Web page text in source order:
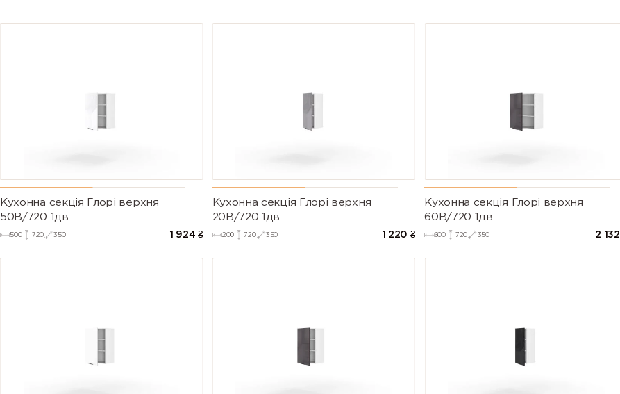
Кухонна секція Глорі верхня
50В/720 1дв
500 720 350 1 924 ₴
Кухонна секція Глорі верхня
20В/720 1дв
200 720 350 1 220 ₴
Кухонна секція Глорі верхня
60В/720 1дв
600 720 350 2 132